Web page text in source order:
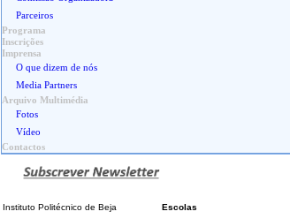
Parceiros
Programa
Inscrições
Imprensa
O que dizem de nós
Media Partners
Arquivo Multimédia
Fotos
Vídeo
Contactos
Instituto Politécnico de Beja
Escolas